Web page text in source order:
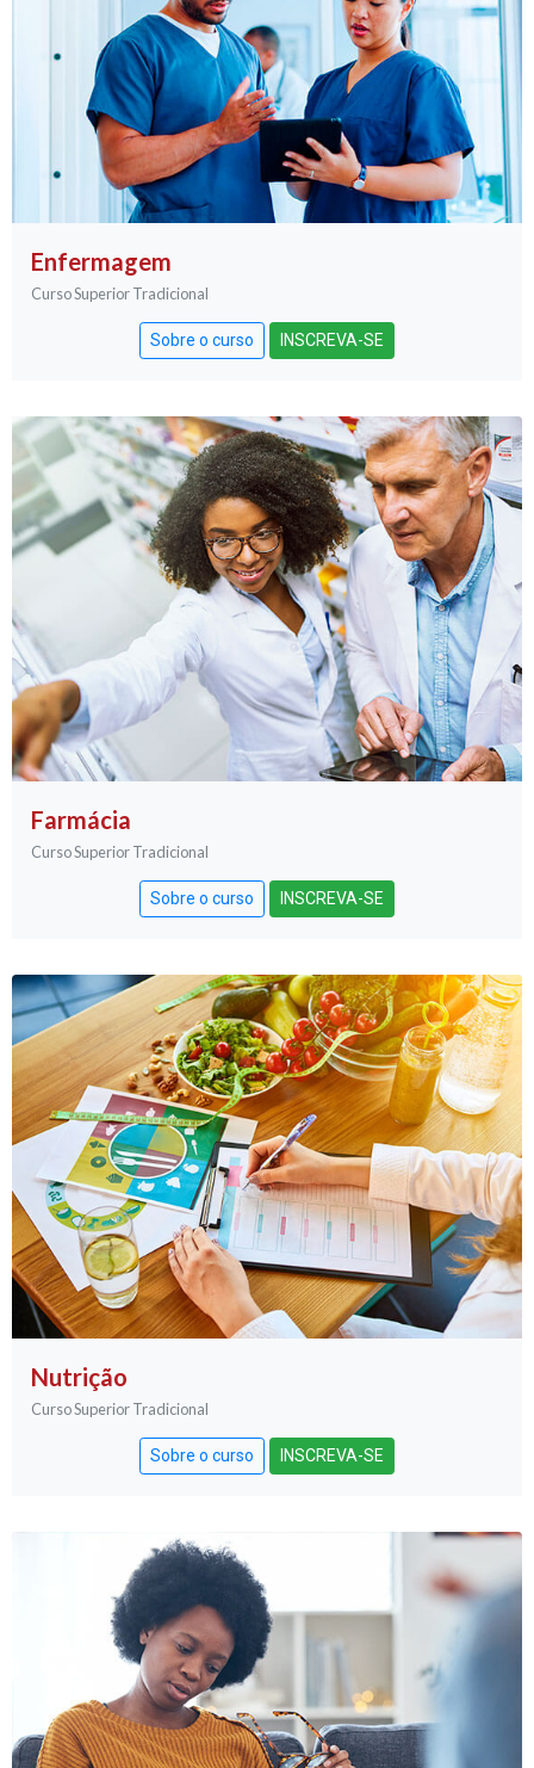
Enfermagem
Curso Superior Tradicional
Sobre o curso INSCREVA-SE
Farmácia
Curso Superior Tradicional
Sobre o curso INSCREVA-SE
Nutrição
Curso Superior Tradicional
Sobre o curso INSCREVA-SE